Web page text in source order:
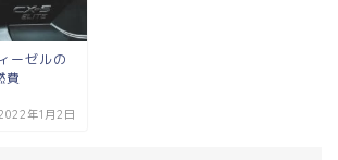
ゼルの
費
年1月2日